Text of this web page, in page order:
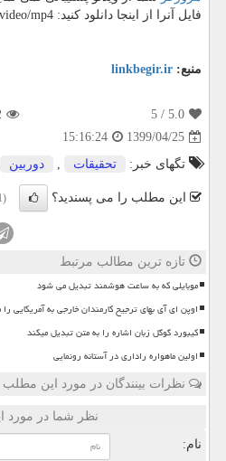
فایل آنرا از اینجا دانلود کنید: video/mp4
منبع: linkbegir.ir
5.0
/ 5
1399/04/25
15:16:24
تگهای خبر:
تحقیقات , دوربین
این مطلب را می پسندید؟ (1)
تازه ترین مطالب مرتبط
موبایلی که به ساعت هوشمند تبدیل می شود
اوپن ای آی بهای ترجیح کارمندان خارجی به آمریکایی
کیبورد گوگل زبان اشاره را به متن تبدیل میکند
اولین ماهواره راداری در آستانه رونمایی
نظرات بینندگان در مورد این مطلب
نظر شما در مورد
نام: